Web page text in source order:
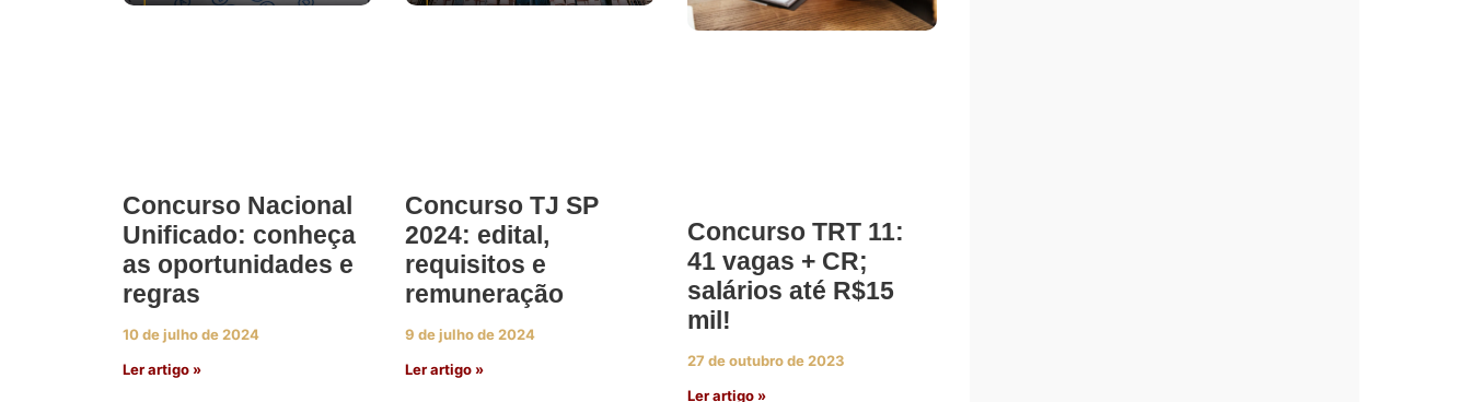
Concurso Nacional
Unificado: conheça
as oportunidades e
regras
10 de julho de 2024
Ler artigo »
Concurso TJ SP
2024: edital,
requisitos e
remuneração
9 de julho de 2024
Ler artigo »
Concurso TRT 11:
41 vagas + CR;
salários até R$15
mil!
27 de outubro de 2023
Ler artigo »